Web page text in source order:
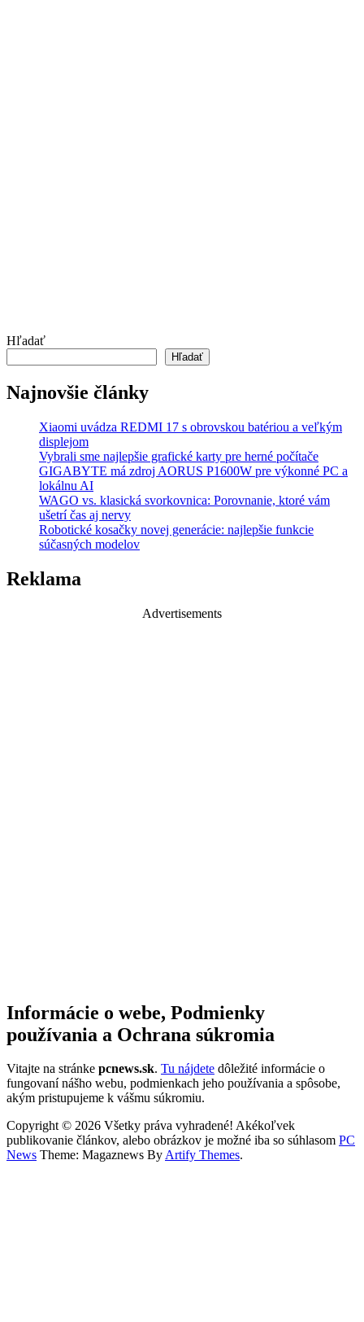
Hľadať
Hľadať
Najnovšie články
Xiaomi uvádza REDMI 17 s obrovskou batériou a veľkým
displejom
Vybrali sme najlepšie grafické karty pre herné počítače
GIGABYTE má zdroj AORUS P1600W pre výkonné PC a
lokálnu AI
WAGO vs. klasická svorkovnica: Porovnanie, ktoré vám
ušetrí čas aj nervy
Robotické kosačky novej generácie: najlepšie funkcie
súčasných modelov
Reklama
Advertisements
Informácie o webe, Podmienky
používania a Ochrana súkromia
Vitajte na stránke pcnews.sk. Tu nájdete dôležité informácie o
fungovaní nášho webu, podmienkach jeho používania a spôsobe,
akým pristupujeme k vášmu súkromiu.
Copyright © 2026 Všetky práva vyhradené! Akékoľvek
publikovanie článkov, alebo obrázkov je možné iba so súhlasom PC
News Theme: Magaznews ByArtify Themes.